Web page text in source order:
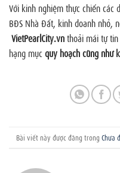
Với kinh nghiệm thực chiến các
BĐS Nhà Đất, kinh doanh nhỏ,
VietPearlCity.vnthoải mái tự
hạng mục quy hoạch cũng như
Bài viết này được đăng trong Chưa